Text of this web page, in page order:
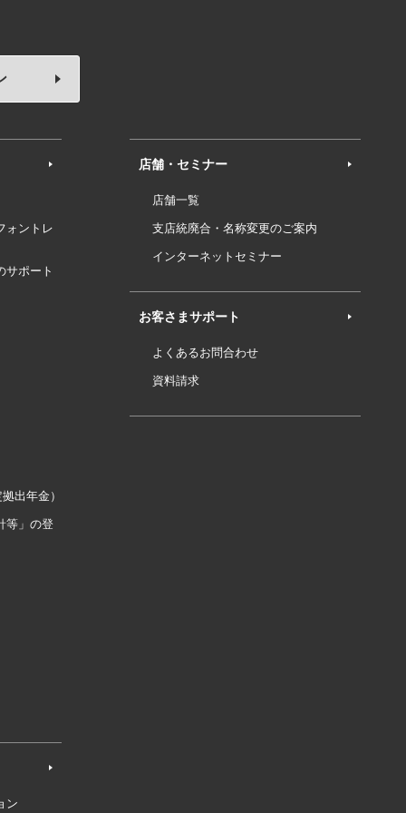
ォントレ
サポート
出年金）
等」の登
ン
店舗・セミナー
店舗一覧
支店統廃合・名称変更のご案内
インターネットセミナー
お客さまサポート
よくあるお問合わせ
資料請求